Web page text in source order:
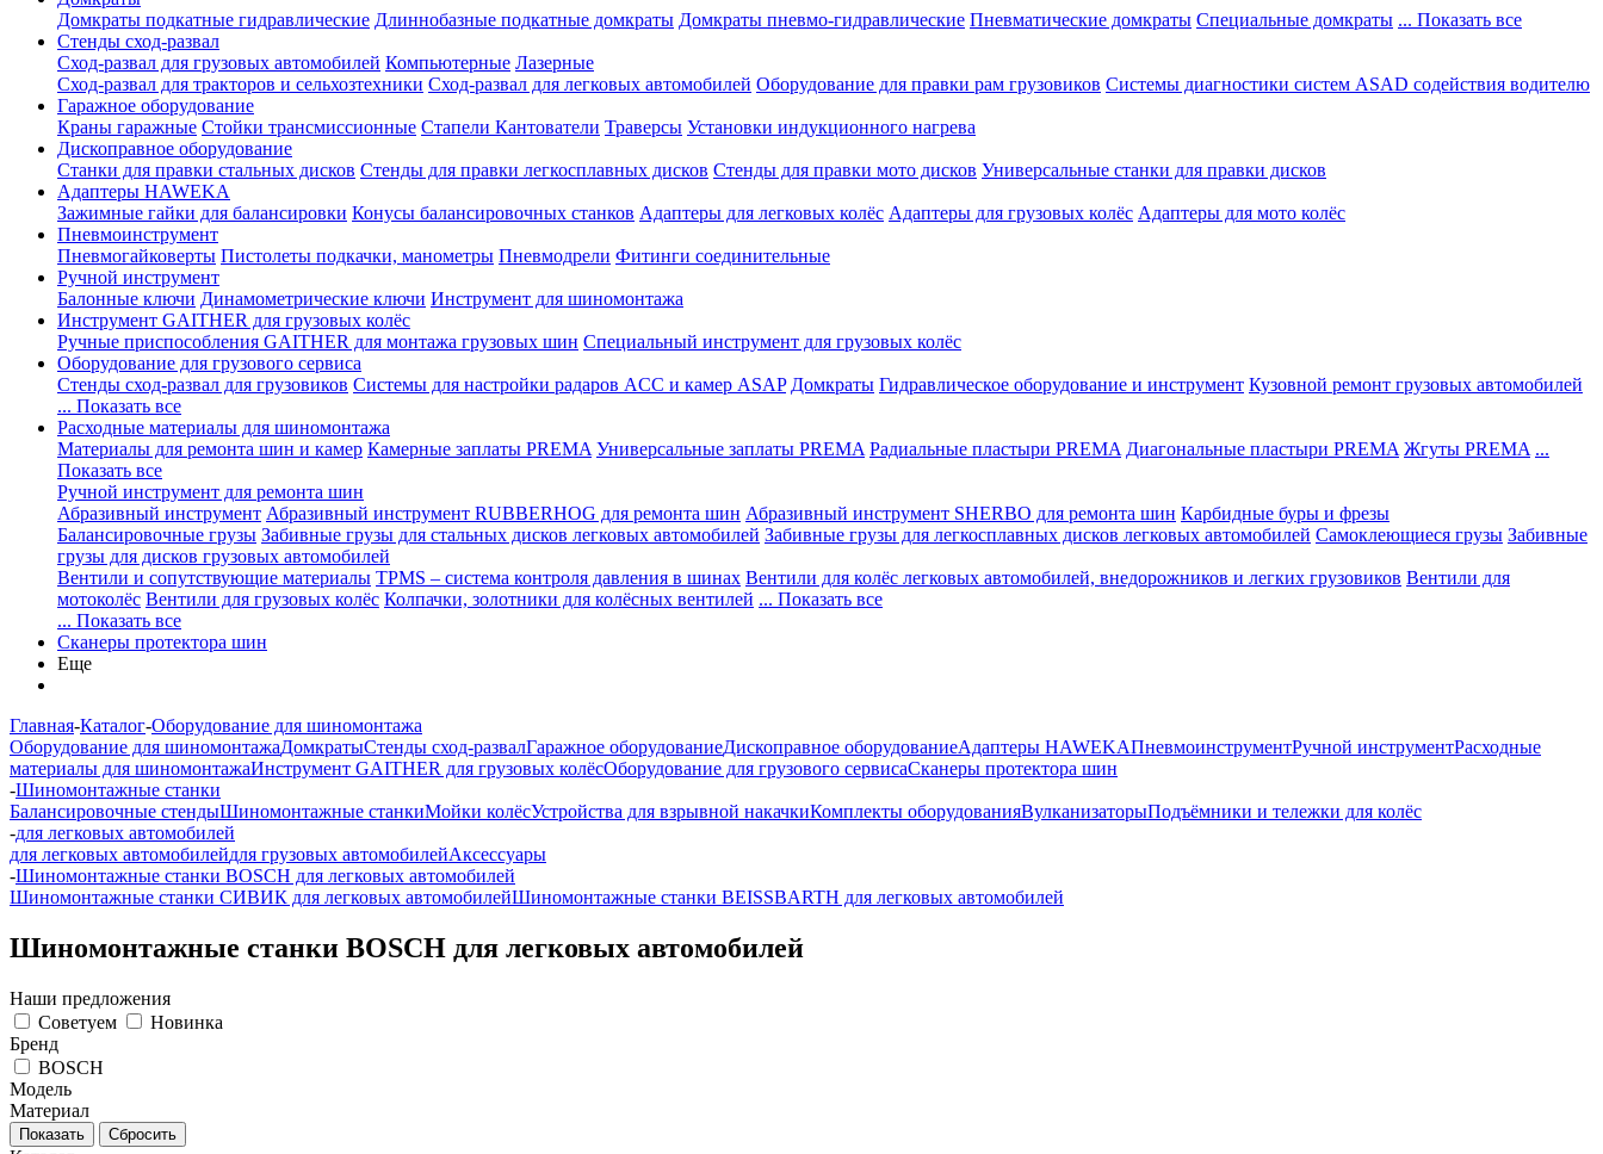
Домкраты подкатные гидравлические Длиннобазные подкатные домкраты Домкраты пневмо-гидравлические Пневматические домкраты Специальные домкраты ... Показать все
Стенды сход-развал
Сход-развал для грузовых автомобилей Компьютерные Лазерные
Сход-развал для тракторов и сельхозтехники Сход-развал для легковых автомобилей Оборудование для правки рам грузовиков Системы диагностики систем ASAD содействия водителю
Гаражное оборудование
Краны гаражные Стойки трансмиссионные Стапели Кантователи Траверсы Установки индукционного нагрева
Дископравное оборудование
Станки для правки стальных дисков Стенды для правки легкосплавных дисков Стенды для правки мото дисков Универсальные станки для правки дисков
Адаптеры HAWEKA
Зажимные гайки для балансировки Конусы балансировочных станков Адаптеры для легковых колёс Адаптеры для грузовых колёс Адаптеры для мото колёс
Пневмоинструмент
Пневмогайковерты Пистолеты подкачки, манометры Пневмодрели Фитинги соединительные
Ручной инструмент
Балонные ключи Динамометрические ключи Инструмент для шиномонтажа
Инструмент GAITHER для грузовых колёс
Ручные приспособления GAITHER для монтажа грузовых шин Специальный инструмент для грузовых колёс
Оборудование для грузового сервиса
Стенды сход-развал для грузовиков Системы для настройки радаров ACC и камер ASAP Домкраты Гидравлическое оборудование и инструмент Кузовной ремонт грузовых автомобилей
... Показать все
Расходные материалы для шиномонтажа
Материалы для ремонта шин и камер Камерные заплаты PREMA Универсальные заплаты PREMA Радиальные пластыри PREMA Диагональные пластыри PREMA Жгуты PREMA ...
Показать все
Ручной инструмент для ремонта шин
Абразивный инструмент Абразивный инструмент RUBBERHOG для ремонта шин Абразивный инструмент SHERBO для ремонта шин Карбидные буры и фрезы
Балансировочные грузы Забивные грузы для стальных дисков легковых автомобилей Забивные грузы для легкосплавных дисков легковых автомобилей Самоклеющиеся грузы Забивные
грузы для дисков грузовых автомобилей
Вентили и сопутствующие материалы TPMS – система контроля давления в шинах Вентили для колёс легковых автомобилей, внедорожников и легких грузовиков Вентили для
мотоколёс Вентили для грузовых колёс Колпачки, золотники для колёсных вентилей ... Показать все
... Показать все
Сканеры протектора шин
Еще
Главная-Каталог-Оборудование для шиномонтажа
Оборудование для шиномонтажаДомкратыСтенды сход-развалГаражное оборудованиеДископравное оборудованиеАдаптеры HAWEKAПневмоинструментРучной инструментРасходные
материалы для шиномонтажаИнструмент GAITHER для грузовых колёсОборудование для грузового сервисаСканеры протектора шин
-Шиномонтажные станки
Балансировочные стендыШиномонтажные станкиМойки колёсУстройства для взрывной накачкиКомплекты оборудованияВулканизаторыПодъёмники и тележки для колёс
-для легковых автомобилей
для легковых автомобилейдля грузовых автомобилейАксессуары
-Шиномонтажные станки BOSCH для легковых автомобилей
Шиномонтажные станки СИВИК для легковых автомобилейШиномонтажные станки BEISSBARTH для легковых автомобилей
Шиномонтажные станки BOSCH для легковых автомобилей
Наши предложения
Советуем
Новинка
Бренд
BOSCH
Модель
Материал